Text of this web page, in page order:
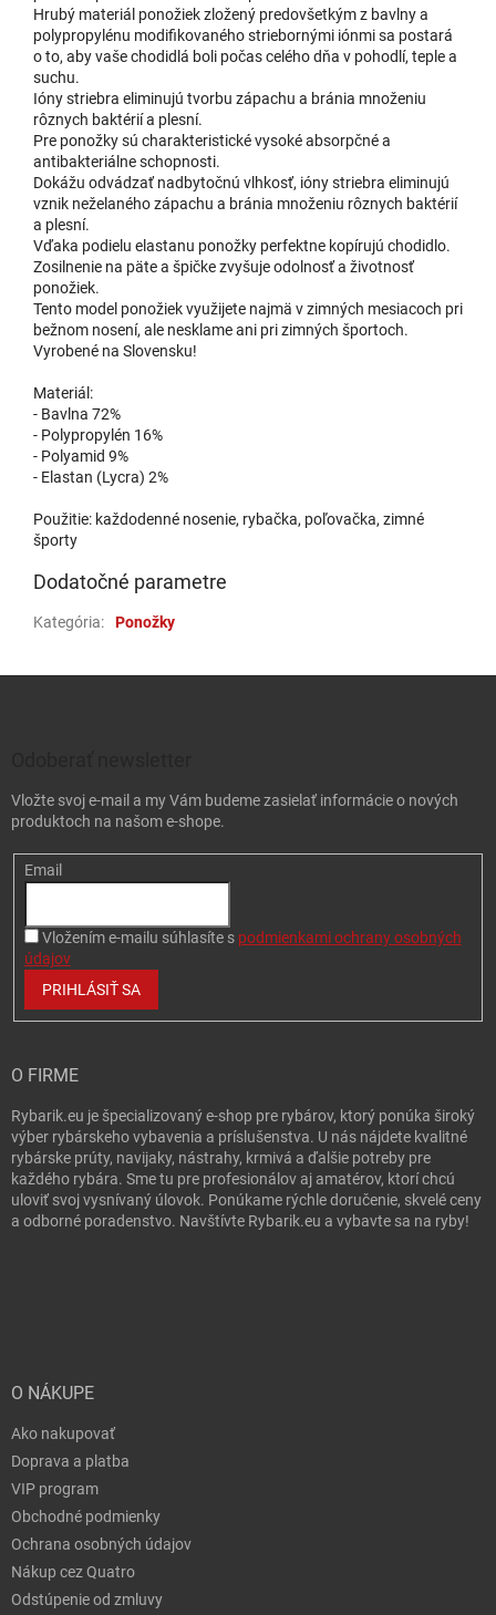
Veľ. 41-43 zelené
u dodávateľa | 8756EAN:8580000087567
4,46 €
4,95 €
Hrubý materiál ponožiek zložený predovšetkým z bavlny a
polypropylénu modifikovaného striebornými iónmi sa postará
o to, aby vaše chodidlá boli počas celého dňa v pohodlí, teple a
suchu.
Ióny striebra eliminujú tvorbu zápachu a bránia množeniu
rôznych baktérií a plesní.
Pre ponožky sú charakteristické vysoké absorpčné a
antibakteriálne schopnosti.
Dokážu odvádzať nadbytočnú vlhkosť, ióny striebra eliminujú
vznik neželaného zápachu a bránia množeniu rôznych baktérií
a plesní.
Vďaka podielu elastanu ponožky perfektne kopírujú chodidlo.
Zosilnenie na päte a špičke zvyšuje odolnosť a životnosť
ponožiek.
Tento model ponožiek využijete najmä v zimných mesiacoch pri
bežnom nosení, ale nesklame ani pri zimných športoch.
Vyrobené na Slovensku!
Materiál:
- Bavlna 72%
- Polypropylén 16%
- Polyamid 9%
- Elastan (Lycra) 2%
Použitie: každodenné nosenie, rybačka, poľovačka, zimné
športy
Dodatočné parametre
Kategória: Ponožky
Vložte svoj e-mail a my Vám budeme zasielať informácie o nových
produktoch na našom e-shope.
Email
Vložením e-mailu súhlasíte s podmienkami ochrany osobných
údajov
PRIHLÁSIŤ SA
O FIRME
Rybarik.eu je špecializovaný e-shop pre rybárov, ktorý ponúka široký
výber rybárskeho vybavenia a príslušenstva. U nás nájdete kvalitné
rybárske prúty, navijaky, nástrahy, krmivá a ďalšie potreby pre
každého rybára. Sme tu pre profesionálov aj amatérov, ktorí chcú
uloviť svoj vysnívaný úlovok. Ponúkame rýchle doručenie, skvelé ceny
a odborné poradenstvo. Navštívte Rybarik.eu a vybavte sa na ryby!
O NÁKUPE
Ako nakupovať
Doprava a platba
VIP program
Obchodné podmienky
Ochrana osobných údajov
Nákup cez Quatro
Odstúpenie od zmluvy